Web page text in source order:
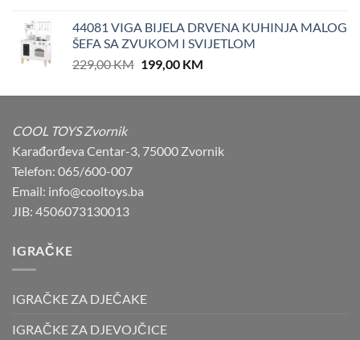
114,50 KM.89,90 KM.
44081 VIGA BIJELA DRVENA KUHINJA MALOG
ŠEFA SA ZVUKOM I SVIJETLOM
229,00KM Original
was:
199,00 KMCurrent
is:
COOL TOYS Zvornik
Karađorđeva Centar-3, 75000 Zvornik
Telefon: 065/600-007
Email: info@cooltoys.ba
JIB: 4506073130013
IGRAČKE
IGRAČKE ZA DJEČAKE
IGRAČKE ZA DJEVOJČICE